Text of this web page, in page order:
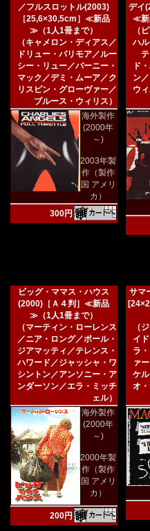
／フルスロットル(2003)
［25,6×30,5cm］≪新品
≫（1人1冊まで）
（キャメロン・ディアス／
ドリュー・バリモア／ルー
シー・リュー／バーニー・
マック／デミ・ムーア／ク
リスピン・グローヴァー／
ブルース・ウィリス）
海外製作
(2000年
～)
2003年製
作（製作
国 アメリ
カ）
300円
デイ
≪新
（
ハ
ド
ン
ウ
ビッグ・ママス・ハウス
(2000)［Ａ４判］≪新品
≫（1人1冊まで）
（マーティン・ローレンス
／ニア・ロング／ポール・
ジアマッティ／テレンス・
ハワード／ジャッシャ・ワ
シントン／アンソニー・ア
ンダーソン／エラ・ミッチ
ェル）
海外製作
(2000年
～)
2000年製
作（製作
国 アメリ
カ）
200円
サマ
（
イ
ラ
ァ
ケ
オ